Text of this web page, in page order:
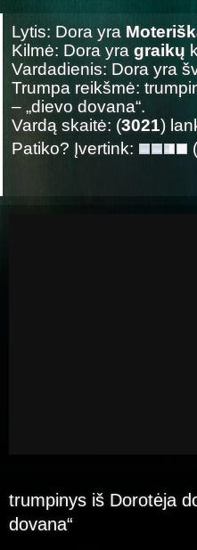
Lytis: Dora yra
Kilmė: Dora yra graikų
Vardadienis: Dora yra
Trumpa reikšmė:
– „dievo dovana“.
Vardą skaitė: (3021)
Patiko? Įvertink:
(
trumpinys iš Dorotėja
dovana“